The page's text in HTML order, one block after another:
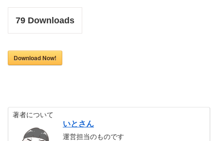
79 Downloads
Download Now!
著者について
いとさん
運営担当のものです